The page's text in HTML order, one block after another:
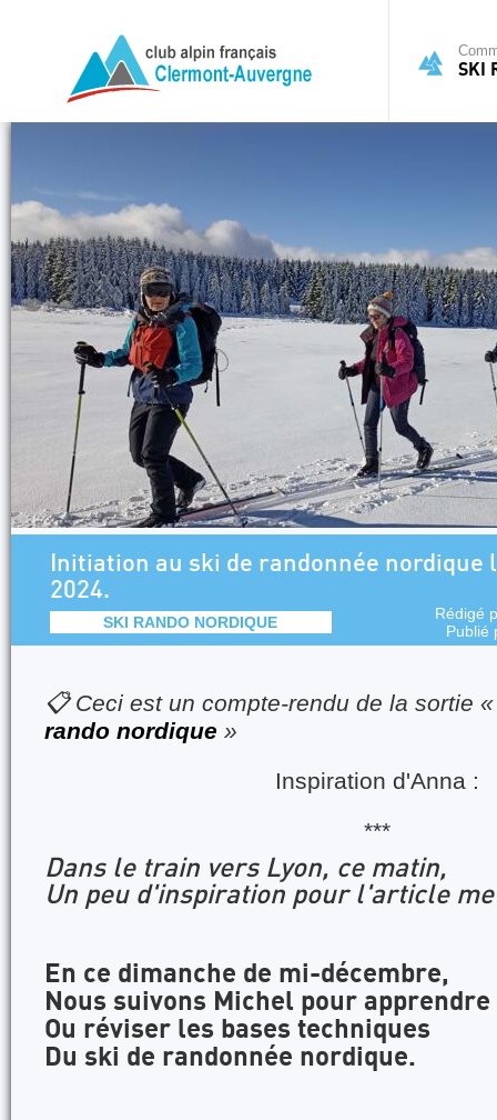
SKI
Initiation au ski de randonnée nordique
2024.
SKI RANDO NORDIQUE
Rédigé
Publié
📋 Ceci est un compte-rendu de la sortie
rando nordique »
Inspiration d'Anna :
***
Dans le train vers Lyon, ce matin,
Un peu d'inspiration pour l'article
En ce dimanche de mi-décembre,
Nous suivons Michel pour apprendre
Ou réviser les bases techniques
Du ski de randonnée nordique.